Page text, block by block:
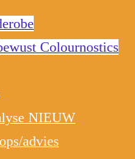
Colournostics
NIEUW
advies